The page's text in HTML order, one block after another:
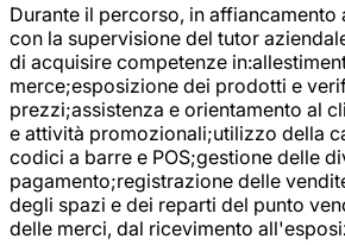
Durante il percorso, in affiancamento
con la supervisione del tutor
di acquisire competenze
merce;esposizione dei prodotti e
prezzi;assistenza e orientamento al
e attività promozionali;utilizzo della
codici a barre e POS;gestione delle
pagamento;registrazione delle
degli spazi e dei reparti del punto
delle merci, dal ricevimento